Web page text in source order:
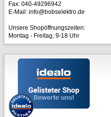
Fax: 040-49296942
E-Mail: info@bobselektro.de
Unsere Shopöffnungszeiten:
Montag - Freitag, 9-18 Uhr